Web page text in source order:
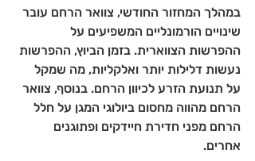
במהלך המחזור החודשי, צוואר הרחם עובר
שינויים הורמונליים המשפיעים על
ההפרשות הצווארית. בזמן הביוץ, ההפרשות
נעשות דלילות יותר ואלקליות, מה שמקל
על תנועת הזרע לכיוון הרחם. בנוסף, צוואר
הרחם מהווה מחסום ביולוגי המגן על חלל
הרחם מפני חדירת חיידקים ופתוגנים
אחרים.